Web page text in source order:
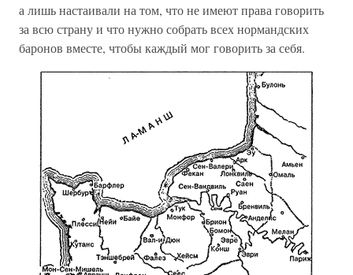
а лишь настаивали на том, что не имеют права говорить
за всю страну и что нужно собрать всех нормандских
баронов вместе, чтобы каждый мог говорить за себя.